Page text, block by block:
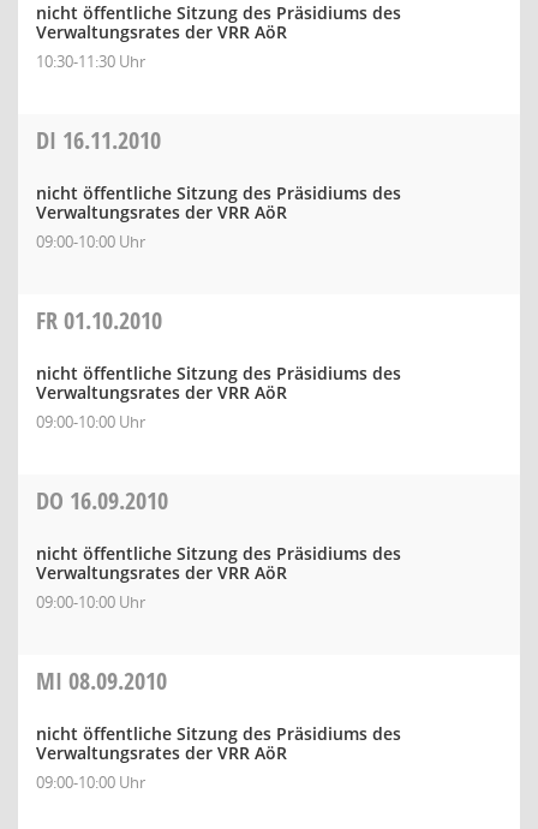
nicht öffentliche Sitzung des Präsidiums des
Verwaltungsrates der VRR AöR
10:30-11:30 Uhr
DI 16.11.2010
nicht öffentliche Sitzung des Präsidiums des
Verwaltungsrates der VRR AöR
09:00-10:00 Uhr
FR01.10.2010
nicht öffentliche Sitzung des Präsidiums des
Verwaltungsrates der VRR AöR
09:00-10:00 Uhr
DO 16.09.2010
nicht öffentliche Sitzung des Präsidiums des
Verwaltungsrates der VRR AöR
09:00-10:00 Uhr
MI 08.09.2010
nicht öffentliche Sitzung des Präsidiums des
Verwaltungsrates der VRR AöR
09:00-10:00 Uhr